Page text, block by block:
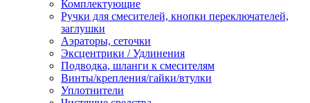
Комплектующие
Ручки для смесителей, кнопки переключателей,
заглушки
Аэраторы, сеточки
Эксцентрики / Удлинения
Подводка, шланги к смесителям
Винты/крепления/гайки/втулки
Уплотнители